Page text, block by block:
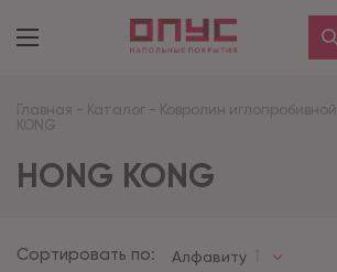
Главная - Каталог - Ковролин иглопробивной
KONG
HONG KONG
Сортировать по: Алфавиту